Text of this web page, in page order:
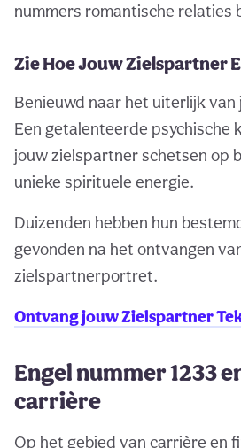
nummers romantische relaties
Zie Hoe Jouw Zielspartner
Benieuwd naar het uiterlijk
Een getalenteerde psychische
jouw zielspartner schetsen op
unieke spirituele energie.
Duizenden hebben hun
gevonden na het ontvangen
zielspartnerportret.
Ontvang jouw Zielspartner
Engel nummer 1233
carrière
Op het gebied van carrière en